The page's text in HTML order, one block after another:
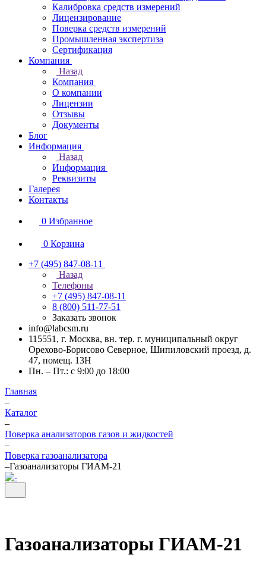
Калибровка средств измерений
Лицензирование
Поверка средств измерений
Промышленная экспертиза
Сертификация
Компания
Назад
Компания
О компании
Лицензии
Отзывы
Документы
Блог
Информация
Назад
Информация
Реквизиты
Галерея
Контакты
0 Избранное
0 Корзина
+7 (495) 847-08-11
Назад
Телефоны
+7 (495) 847-08-11
8 (800) 511-77-51
Заказать звонок
info@labcsm.ru
115551, г. Москва, вн. тер. г. муниципальный округ
Орехово-Борисово Северное, Шипиловский проезд, д.
47, помещ. 13Н
Пн. – Пт.: с 9:00 до 18:00
Главная
–
Каталог
–
Поверка анализаторов газов и жидкостей
–
Поверка газоанализатора
–Газоанализаторы ГИАМ-21
Газоанализаторы ГИАМ-21